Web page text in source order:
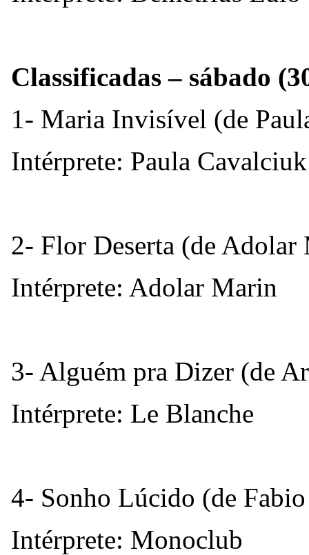
Classificadas – sábado
1- Maria Invisível (de
Intérprete: Paula Cavalciuk
2- Flor Deserta (de Adolar
Intérprete: Adolar Marin
3- Alguém pra Dizer (de
Intérprete: Le Blanche
4- Sonho Lúcido (de
Intérprete: Monoclub